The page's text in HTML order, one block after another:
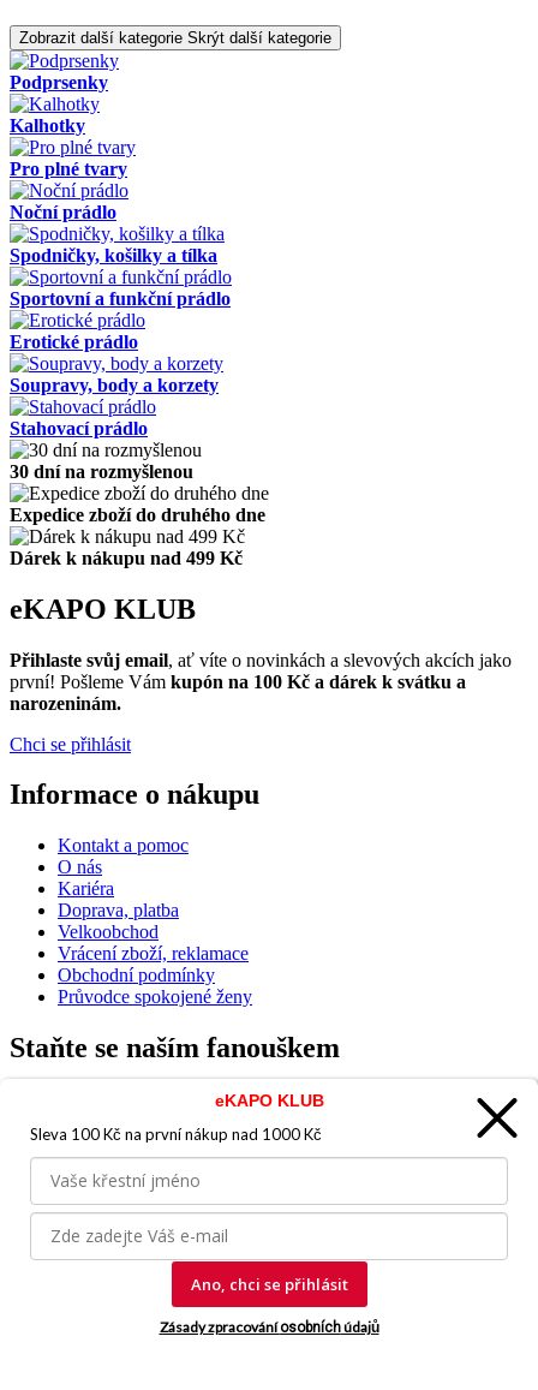
Zobrazit další kategorie Skrýt další kategorie
Podprsenky
Kalhotky
Pro plné tvary
Noční prádlo
Spodničky, košilky a tílka
Sportovní a funkční prádlo
Erotické prádlo
Soupravy, body a korzety
Stahovací prádlo
30 dní na rozmyšlenou
Expedice zboží do druhého dne
Dárek k nákupu nad 499 Kč
eKAPO KLUB
Přihlaste svůj email, ať víte o novinkách a slevových akcích jako
první! Pošleme Vám kupón na 100 Kč a dárek k svátku a
narozeninám.
Chci se přihlásit
Informace o nákupu
Kontakt a pomoc
O nás
Kariéra
Doprava, platba
Velkoobchod
Vrácení zboží, reklamace
Obchodní podmínky
Průvodce spokojené ženy
Staňte se naším fanouškem
Jsme důvěryhodný obchod
Obchodní podmínkyGDPRMapa stránek
eKAPO KLUB
Sleva 100 Kč na první nákup nad 1000 Kč
Ano, chci se přihlásit
Zásady zpracováníosobníchúdajů